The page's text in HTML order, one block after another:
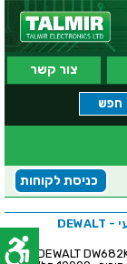
צור קשר
כניסת לקוחות
מחבר ביסקווטים חשמלי מקצועי - DEWALT
מחבר ביסקווטים חשמלי מקצועי - DEWALT DW682K ♦